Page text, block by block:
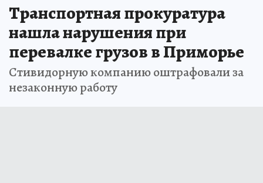
Транспортная прокуратура
нашла нарушения при
перевалке грузов в Приморье
Стивидорную компанию оштрафовали за
незаконную работу